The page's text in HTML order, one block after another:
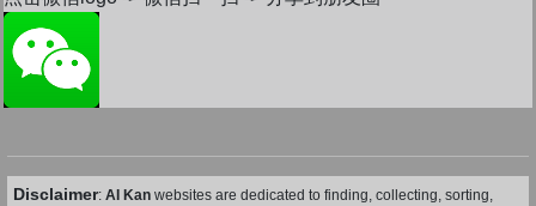
Disclaimer: AI Kan websites are dedicated to finding, collecting, sorting,